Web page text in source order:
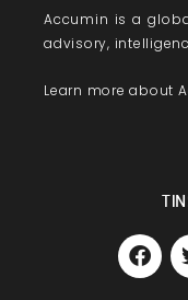
Accumin is a
advisory,
Learn more about
F
a